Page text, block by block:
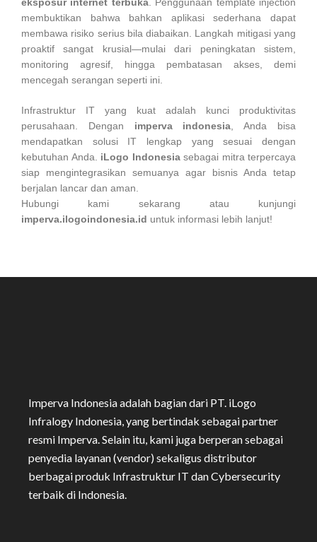
membuktikan bahwa bahkan aplikasi sederhana dapat
membawa risiko serius bila diabaikan. Langkah mitigasi yang
proaktif sangat krusial—mulai dari peningkatan sistem,
monitoring agresif, hingga pembatasan akses, demi
mencegah serangan seperti ini.
Infrastruktur IT yang kuat adalah kunci produktivitas
perusahaan. Dengan imperva indonesia , Anda bisa
mendapatkan solusi IT lengkap yang sesuai dengan
kebutuhan Anda. iLogo Indonesiasebagai mitra terpercaya
siap mengintegrasikan semuanya agar bisnis Anda tetap
berjalan lancar dan aman.
Hubungi kami sekarang atau kunjungi
imperva.ilogoindonesia.id untuk informasi lebih lanjut!
Imperva Indonesia adalah bagian dari PT. iLogo
Infralogy Indonesia, yang bertindak sebagai partner
resmi Imperva. Selain itu, kami juga berperan sebagai
penyedia layanan (vendor) sekaligus distributor
berbagai produk Infrastruktur IT dan Cybersecurity
terbaik di Indonesia.